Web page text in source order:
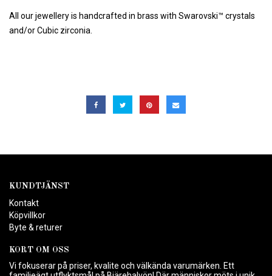
All our jewellery is handcrafted in brass with Swarovski™ crystals
and/or Cubic zirconia.
KUNDTJÄNST
Kontakt
Köpvillkor
Byte & returer
KORT OM OSS
Vi fokuserar på priser, kvalite och välkända varumärken. Ett